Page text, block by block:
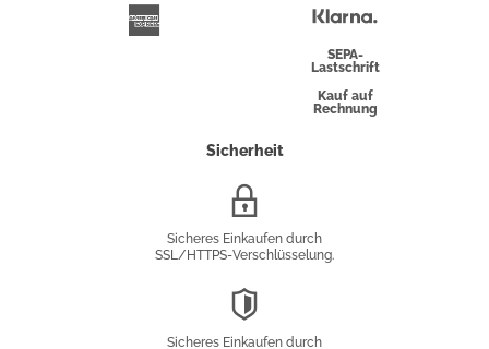
Überweisung
SEPA-
Lastschrift
Kauf auf
Rechnung
Sicherheit
Sicheres Einkaufen durch
SSL/HTTPS-Verschlüsselung.
Sicheres Einkaufen durch